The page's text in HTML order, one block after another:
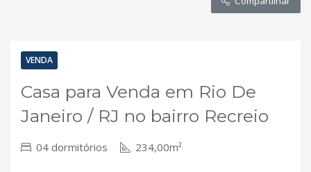
VENDA
Casa para Venda em Rio De
Janeiro / RJ no bairro Recreio
04 dormitórios 234,00m²